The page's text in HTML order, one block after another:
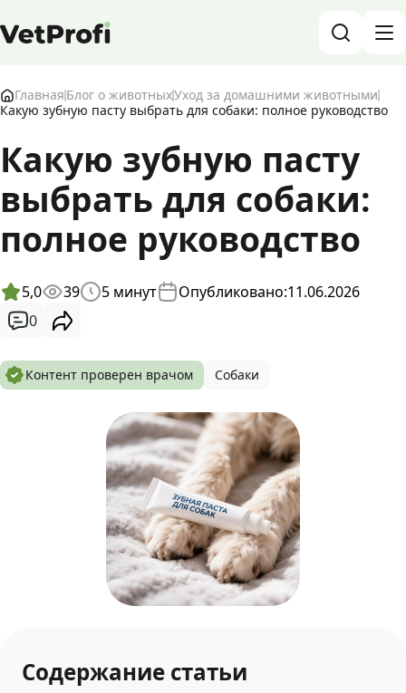
База знаний о животных и ветеринарии
Форум
Войти RU
Главная Блог о животныхУход за домашними животными
Какую зубную пасту выбрать для собаки: полное руководство
Какую зубную пасту
выбрать для собаки:
полное руководство
5,0 39 5 минут Опубликовано:11.06.2026
0
Контент проверен врачом Собаки
Содержание статьи